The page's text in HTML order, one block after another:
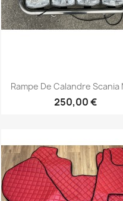
Aperçu rapide
Rampe De Calandre Scania
250,00 €